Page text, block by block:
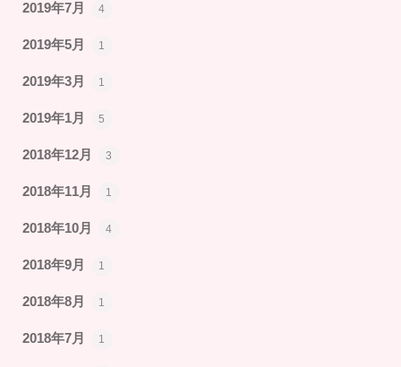
2019年7月 4
2019年5月 1
2019年3月 1
2019年1月 5
2018年12月 3
2018年11月 1
2018年10月 4
2018年9月 1
2018年8月 1
2018年7月 1